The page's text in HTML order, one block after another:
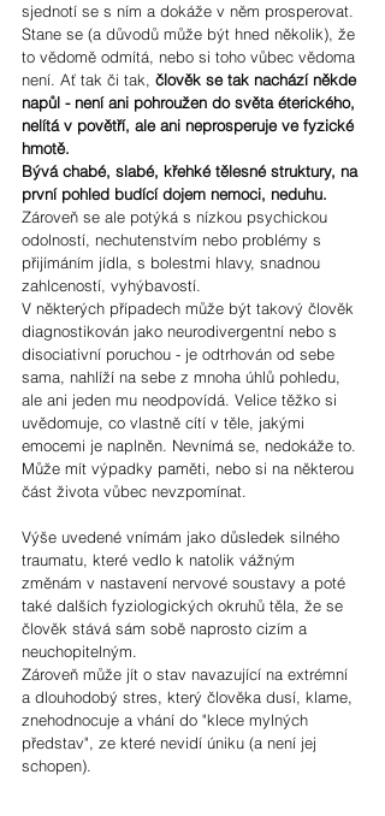
sjednotí se s ním a dokáže v něm prosperovat.
Stane se (a důvodů může být hned několik), že
to vědomě odmítá, nebo si toho vůbec vědoma
není. Ať tak či tak, člověk se tak nachází někde
napůl - není ani pohroužen do světa éterického,
nelítá v povětří, ale ani neprosperuje ve fyzické
hmotě.
Bývá chabé, slabé, křehké tělesné struktury, na
první pohled budící dojem nemoci, neduhu.
Zároveň se ale potýká s nízkou psychickou
odolností, nechutenstvím nebo problémy s
přijímáním jídla, s bolestmi hlavy, snadnou
zahlceností, vyhýbavostí.
V některých případech může být takový člověk
diagnostikován jako neurodivergentní nebo s
disociativní poruchou - je odtrhován od sebe
sama, nahlíží na sebe z mnoha úhlů pohledu,
ale ani jeden mu neodpovídá. Velice těžko si
uvědomuje, co vlastně cítí v těle, jakými
emocemi je naplněn. Nevnímá se, nedokáže to.
Může mít výpadky paměti, nebo si na některou
část života vůbec nevzpomínat.
Výše uvedené vnímám jako důsledek silného
traumatu, které vedlo k natolik vážným
změnám v nastavení nervové soustavy a poté
také dalších fyziologických okruhů těla, že se
člověk stává sám sobě naprosto cizím a
neuchopitelným.
Zároveň může jít o stav navazující na extrémní
a dlouhodobý stres, který člověka dusí, klame,
znehodnocuje a vhání do "klece mylných
představ", ze které nevidí úniku (a není jej
schopen).